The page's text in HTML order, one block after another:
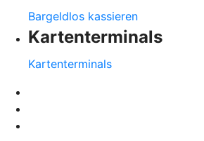
Bargeldlos kassieren
Kartenterminals
Kartenterminals